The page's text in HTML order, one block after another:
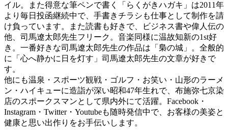
イル。また得意な筆ペンで書く「らくがきハガキ」は2011年
より毎日投函継続中で、手書きチラシも仕事として制作を請
け負っています。また読書も好きで、ビジネス書や偉人伝の
他、司馬遼太郎先生フリーク。音楽同様に温故知新の1st好
き。一番好きな司馬遼太郎先生の作品は「梟の城」。全般的
に「心へ静かに日を灯す」司馬遼太郎先生の文章が好きで
す。
他にも温泉・スポーツ観戦・ゴルフ・お笑い・山形のラーメ
ン・ハイキューに造詣が深い昭和47年生れで、布施弥七京染
店のスポークスマンとして県内外にて活躍。Facebook・
Instagram・Twitter・Youtubeも随時発信中で、お客様の美姿と
健康と思い出作りをお手伝いします。